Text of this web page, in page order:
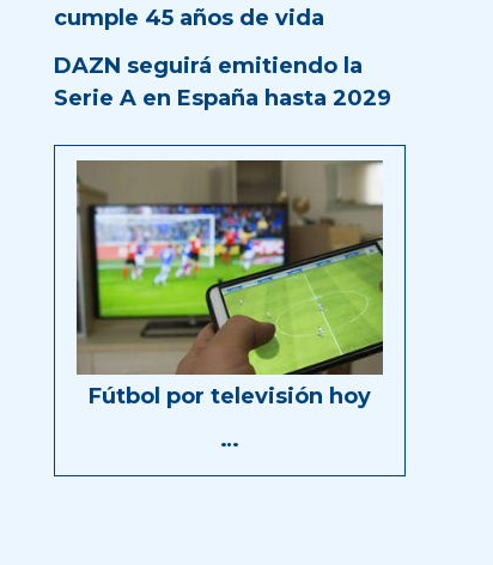
cumple 45 años de vida
DAZN seguirá emitiendo la
Serie A en España hasta 2029
Fútbol por televisión hoy
…